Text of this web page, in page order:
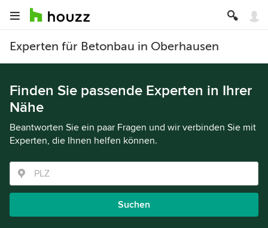
Experten für Betonbau in Oberhausen
Finden Sie passende Experten in Ihrer
Nähe
Beantworten Sie ein paar Fragen und wir verbinden Sie mit
Experten, die Ihnen helfen können.
Suchen